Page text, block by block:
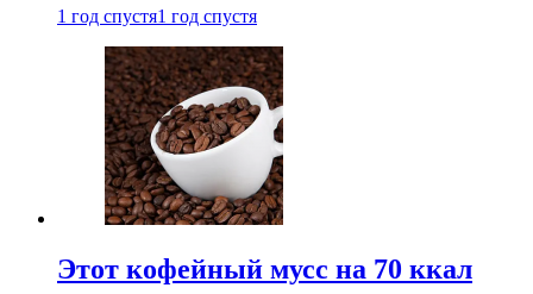
1 год спустя1 год спустя
Этот кофейный мусс на 70 ккал